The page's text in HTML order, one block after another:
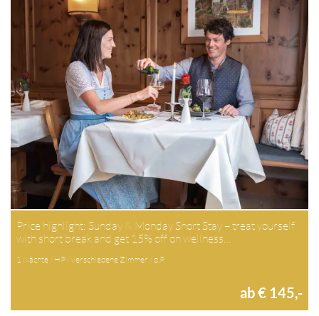
Price highlight: Sunday & Monday Short Stay – treat yourself
with short break and get 15% off on wellness…
1 Nächte / HP / verschiedene Zimmer / p.P.
ab € 145,-